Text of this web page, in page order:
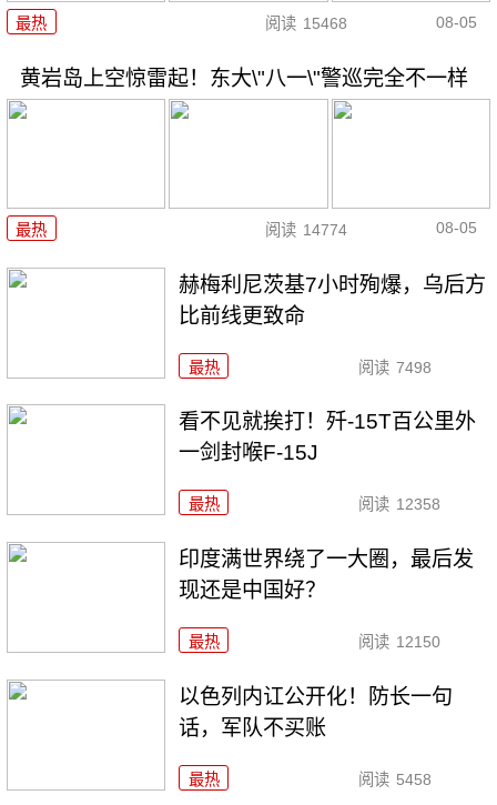
最热 阅读 15468 08-05
黄岩岛上空惊雷起！东大\"八一\"警巡完全不一样
最热 阅读 14774 08-05
赫梅利尼茨基7小时殉爆，乌后方
比前线更致命
最热 阅读 7498
看不见就挨打！歼-15T百公里外
一剑封喉F-15J
最热 阅读 12358
印度满世界绕了一大圈，最后发
现还是中国好？
最热 阅读 12150
以色列内讧公开化！防长一句
话，军队不买账
最热 阅读 5458